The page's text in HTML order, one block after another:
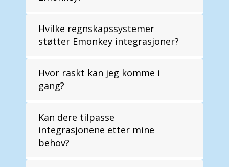
Hvilke regnskapssystemer
støtter Emonkey integrasjoner?
Hvor raskt kan jeg komme i
gang?
Kan dere tilpasse
integrasjonene etter mine
behov?